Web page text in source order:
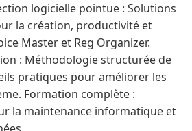
logicielle pointue : Solutions
la création, productivité et
Master et Reg Organizer.
: Méthodologie structurée de
pratiques pour améliorer les
Formation complète :
la maintenance informatique et